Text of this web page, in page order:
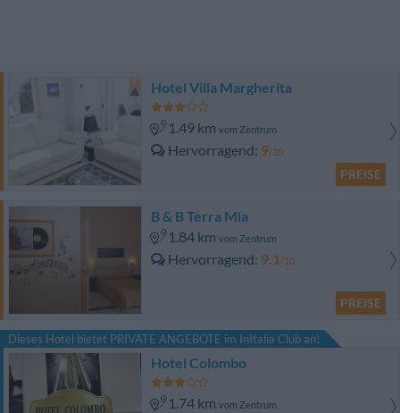
Hotel Villa Margherita
1.49 km vom Zentrum
Hervorragend 9/10
PREISE
B & B Terra Mia
1.84 km vom Zentrum
Hervorragend 9.1/10
PREISE
Dieses Hotel bietet PRIVATE ANGEBOTE im InItalia Club an!
Hotel Colombo
1.74 km vom Zentrum